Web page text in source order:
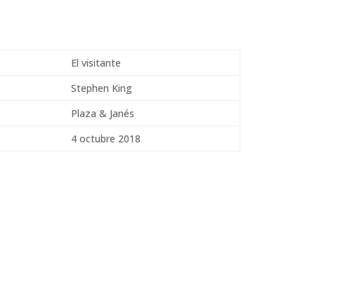
El visitante
Stephen King
Plaza & Janés
4 octubre 2018